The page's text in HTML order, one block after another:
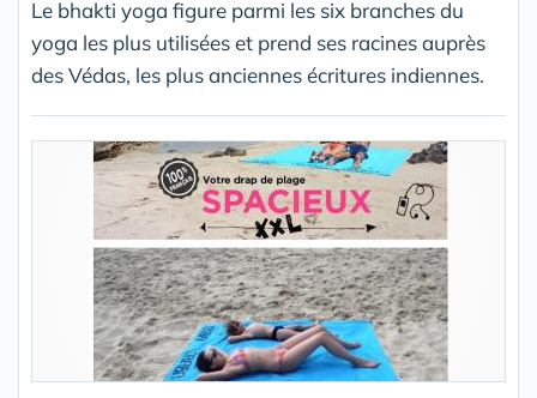
Le bhakti yoga figure parmi les six branches du
yoga les plus utilisées et prend ses racines auprès
des Védas, les plus anciennes écritures indiennes.